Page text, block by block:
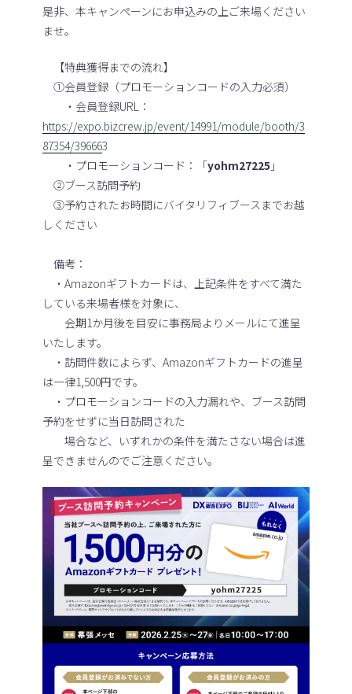
是非、本キャンペーンにお申込みの上ご来場ください
ませ。
【特典獲得までの流れ】
①会員登録（プロモーションコードの入力必須）
・会員登録URL：
https://expo.bizcrew.jp/event/14991/module/booth/3
87354/396663
・プロモーションコード：「yohm27225 」
②ブース訪問予約
③予約されたお時間にバイタリフィブースまでお越
しください
備考：
・Amazonギフトカードは、上記条件をすべて満た
している来場者様を対象に、
会期1か月後を目安に事務局よりメールにて進呈
いたします。
・訪問件数によらず、Amazonギフトカードの進呈
は一律1,500円です。
・プロモーションコードの入力漏れや、ブース訪問
予約をせずに当日訪問された
場合など、いずれかの条件を満たさない場合は進
呈できませんのでご注意ください。